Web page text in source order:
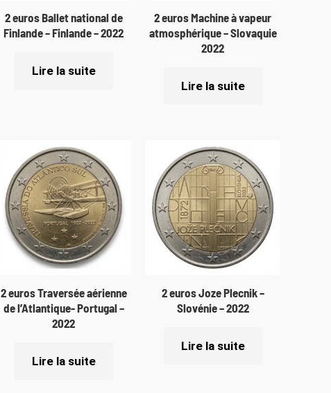
2 euros Ballet national de
Finlande – Finlande – 2022
Lire la suite
2 euros Machine à vapeur
atmosphérique – Slovaquie
2022
Lire la suite
2 euros Traversée aérienne
de l’Atlantique- Portugal –
2022
Lire la suite
2 euros Joze Plecnik –
Slovénie – 2022
Lire la suite